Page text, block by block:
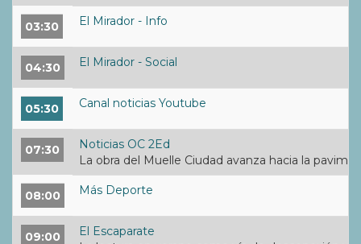
03:30 El Mirador - Info
04:30 El Mirador - Social
05:30 Canal noticias Youtube
07:30
Noticias OC 2Ed
La obra del Muelle Ciudad avanza hacia la
08:00 Más Deporte
09:00
El Escaparate